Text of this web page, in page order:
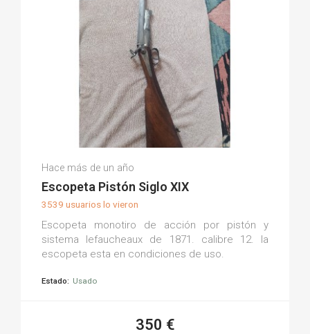
Jesus C.
(0)
Hace más de un año
Escopeta Pistón Siglo XIX
3539 usuarios lo vieron
Escopeta monotiro de acción por pistón y
sistema lefaucheaux de 1871. calibre 12. la
escopeta esta en condiciones de uso.
Estado: Usado
350 €